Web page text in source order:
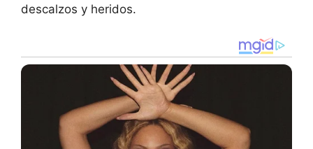
descalzos y heridos.